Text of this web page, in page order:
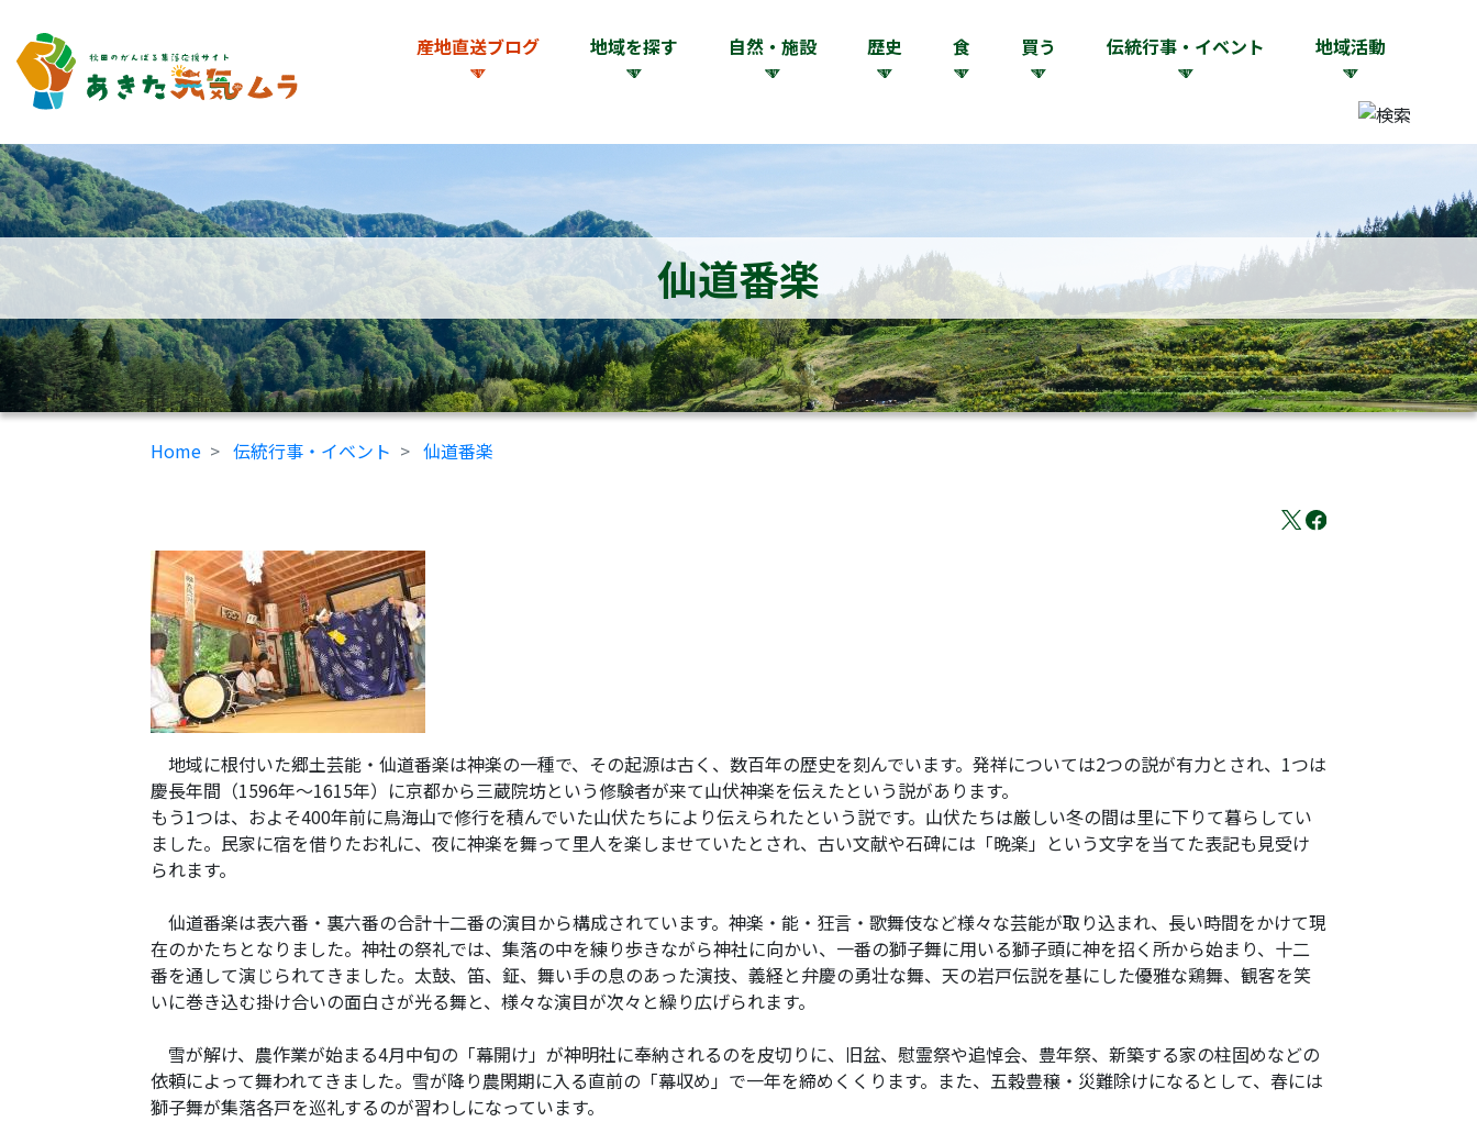
産地直送ブログ 地域を探す 自然・施設 歴史 食 買う 伝統行事・イベント 地域活動
仙道番楽
Home 伝統行事・イベント 仙道番楽
地域に根付いた郷土芸能・仙道番楽は神楽の一種で、その起源は古く、数百年の歴史を刻んでいます。発祥については2つの説が有力とされ、1つは
慶長年間（1596年～1615年）に京都から三蔵院坊という修験者が来て山伏神楽を伝えたという説があります。
もう1つは、およそ400年前に鳥海山で修行を積んでいた山伏たちにより伝えられたという説です。山伏たちは厳しい冬の間は里に下りて暮らしてい
ました。民家に宿を借りたお礼に、夜に神楽を舞って里人を楽しませていたとされ、古い文献や石碑には「晩楽」という文字を当てた表記も見受け
られます。
仙道番楽は表六番・裏六番の合計十二番の演目から構成されています。神楽・能・狂言・歌舞伎など様々な芸能が取り込まれ、長い時間をかけて現
在のかたちとなりました。神社の祭礼では、集落の中を練り歩きながら神社に向かい、一番の獅子舞に用いる獅子頭に神を招く所から始まり、十二
番を通して演じられてきました。太鼓、笛、鉦、舞い手の息のあった演技、義経と弁慶の勇壮な舞、天の岩戸伝説を基にした優雅な鶏舞、観客を笑
いに巻き込む掛け合いの面白さが光る舞と、様々な演目が次々と繰り広げられます。
雪が解け、農作業が始まる4月中旬の「幕開け」が神明社に奉納されるのを皮切りに、旧盆、慰霊祭や追悼会、豊年祭、新築する家の柱固めなどの
依頼によって舞われてきました。雪が降り農閑期に入る直前の「幕収め」で一年を締めくくります。また、五穀豊穣・災難除けになるとして、春には
獅子舞が集落各戸を巡礼するのが習わしになっています。